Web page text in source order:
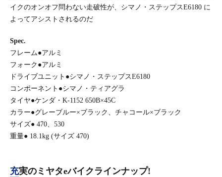
イクのオンオフ問わない走破性が、シマノ・ステップスE6180 に
よってアシストされるのだ
Spec.
フレーム●アルミ
フォーク●アルミ
ドライブユニット●シマノ・ステップスE6180
コンポーネント●シマノ・ティアグラ
タイヤ●ケンダ・K-1152 650B×45C
カラー●グレーブルー×ブラック、チャコール×ブラック
サイズ● 470、530
重量● 18.1kg (サイズ 470)
充実のミヤタeバイクラインナップ!